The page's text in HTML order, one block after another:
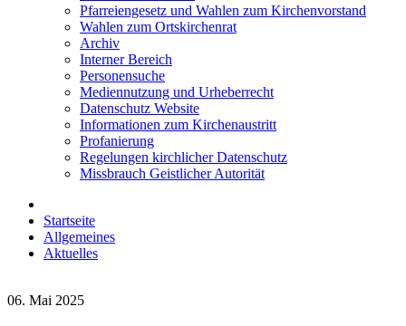
Pfarreiengesetz und Wahlen zum Kirchenvorstand
Wahlen zum Ortskirchenrat
Archiv
Interner Bereich
Personensuche
Mediennutzung und Urheberrecht
Datenschutz Website
Informationen zum Kirchenaustritt
Profanierung
Regelungen kirchlicher Datenschutz
Missbrauch Geistlicher Autorität
Startseite
Allgemeines
Aktuelles
06. Mai 2025